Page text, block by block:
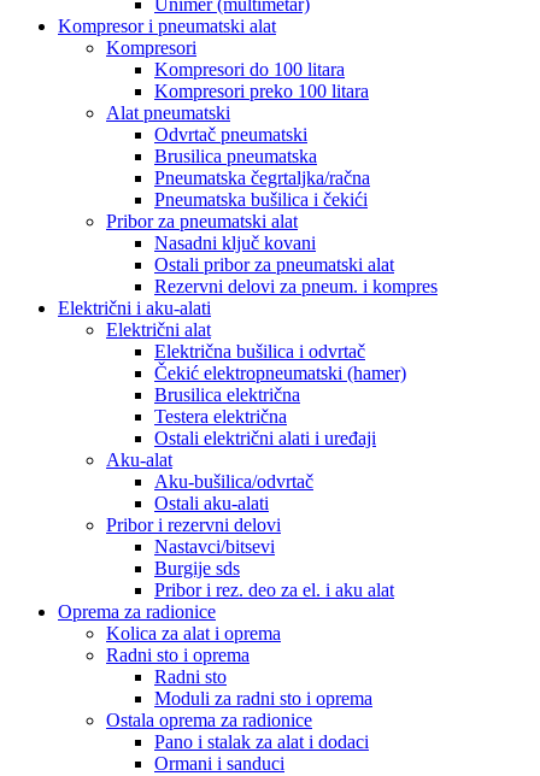
Unimer (multimetar)
Kompresor i pneumatski alat
Kompresori
Kompresori do 100 litara
Kompresori preko 100 litara
Alat pneumatski
Odvrtač pneumatski
Brusilica pneumatska
Pneumatska čegrtaljka/račna
Pneumatska bušilica i čekići
Pribor za pneumatski alat
Nasadni ključ kovani
Ostali pribor za pneumatski alat
Rezervni delovi za pneum. i kompres
Električni i aku-alati
Električni alat
Električna bušilica i odvrtač
Čekić elektropneumatski (hamer)
Brusilica električna
Testera električna
Ostali električni alati i uređaji
Aku-alat
Aku-bušilica/odvrtač
Ostali aku-alati
Pribor i rezervni delovi
Nastavci/bitsevi
Burgije sds
Pribor i rez. deo za el. i aku alat
Oprema za radionice
Kolica za alat i oprema
Radni sto i oprema
Radni sto
Moduli za radni sto i oprema
Ostala oprema za radionice
Pano i stalak za alat i dodaci
Ormani i sanduci